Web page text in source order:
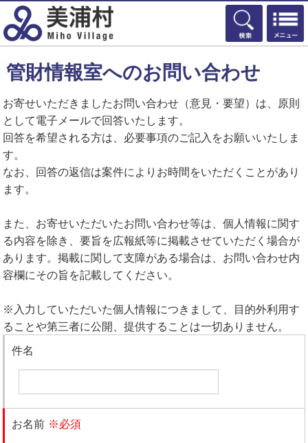
検索
管財情報室へのお問い合わせ
お寄せいただきましたお問い合わせ（意見・要望）は、原則
として電子メールで回答いたします。
回答を希望される方は、必要事項のご記入をお願いいたしま
す。
なお、回答の返信は案件によりお時間をいただくことがあり
ます。
また、お寄せいただいたお問い合わせ等は、個人情報に関す
る内容を除き、要旨を広報紙等に掲載させていただく場合が
あります。掲載に関して支障がある場合は、お問い合わせ内
容欄にその旨を記載してください。
※入力していただいた個人情報につきまして、目的外利用す
ることや第三者に公開、提供することは一切ありません。
件名
お名前 ※必須